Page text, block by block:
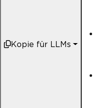
Kopie für LLMs